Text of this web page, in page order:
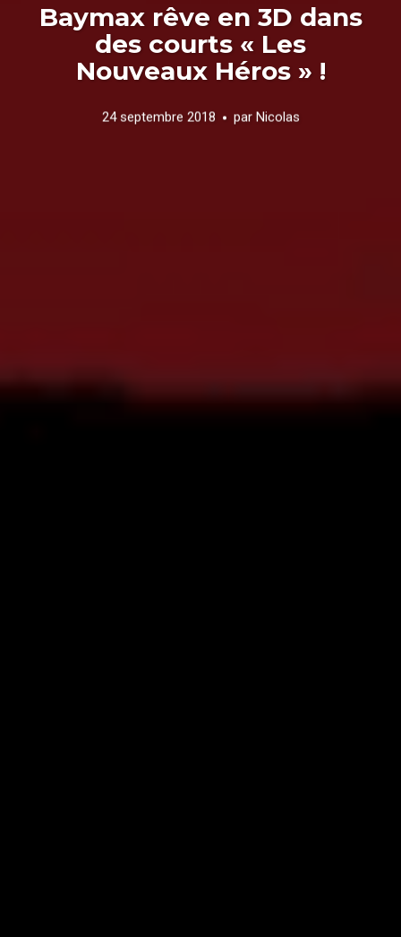
Baymax rêve en 3D dans
des courts « Les
Nouveaux Héros » !
24 septembre 2018 par Nicolas